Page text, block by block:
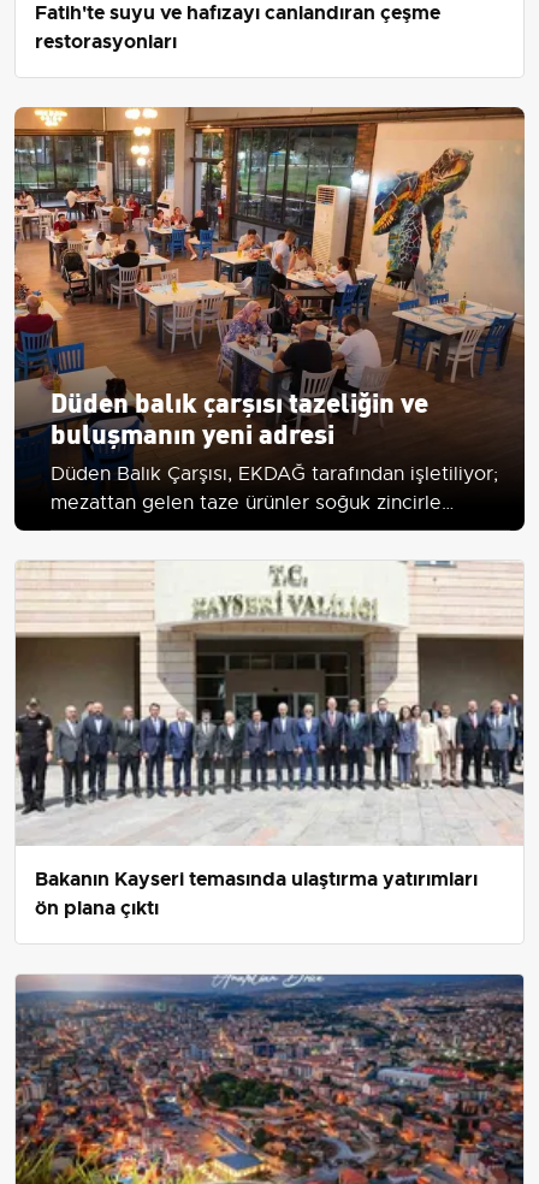
Fatih'te suyu ve hafızayı canlandıran çeşme
restorasyonları
Düden balık çarşısı tazeliğin ve
buluşmanın yeni adresi
Düden Balık Çarşısı, EKDAĞ tarafından işletiliyor;
mezattan gelen taze ürünler soğuk zincirle
sunuluyor. Haftanın 6 günü 12.00-23.00 açık.
Bakanın Kayseri temasında ulaştırma yatırımları
ön plana çıktı